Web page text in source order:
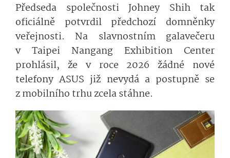
Předseda společnosti Johney Shih tak
oficiálně potvrdil předchozí domněnky
veřejnosti. Na slavnostním galavečeru
v Taipei Nangang Exhibition Center
prohlásil, že v roce 2026 žádné nové
telefony ASUS již nevydá a postupně se
z mobilního trhu zcela stáhne.